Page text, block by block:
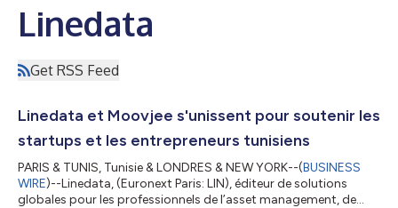
Linedata
Get RSS Feed
Linedata et Moovjee s'unissent pour soutenir les
startups et les entrepreneurs tunisiens
PARIS & TUNIS, Tunisie & LONDRES & NEW YORK--(BUSINESS
WIRE)--Linedata, (Euronext Paris: LIN), éditeur de solutions
globales pour les professionnels de l’asset management, de